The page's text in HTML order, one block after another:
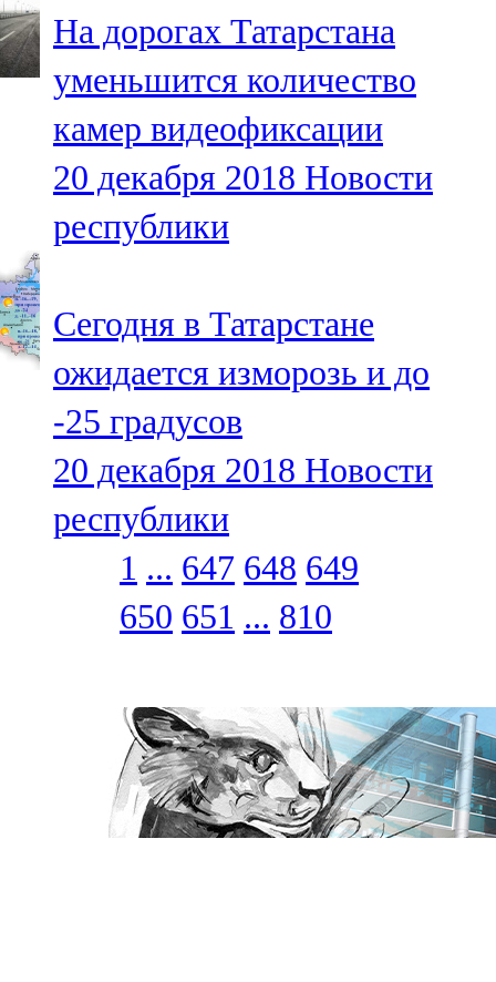
На дорогах Татарстана
уменьшится количество
камер видеофиксации
20 декабря 2018 Новости
республики
Сегодня в Татарстане
ожидается изморозь и до
-25 градусов
20 декабря 2018 Новости
республики
1 ... 647 648 649
650 651 ... 810